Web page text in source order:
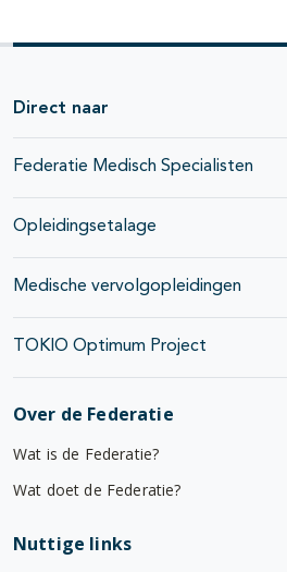
open- en dichtklappen
open- en dichtklappen
open- en dichtklappen
Direct naar
Federatie Medisch Specialisten
Opleidingsetalage
Medische vervolgopleidingen
TOKIO Optimum Project
Over de Federatie
Wat is de Federatie?
Wat doet de Federatie?
Nuttige links